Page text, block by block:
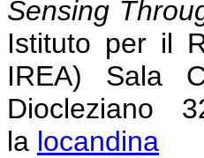
Sensing
Istituto per il
IREA) Sala
Diocleziano
la locandina